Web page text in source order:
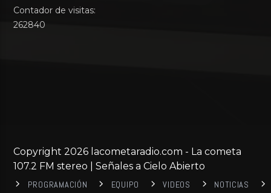
Contador de visitas:
262840
Copyright 2026 lacometaradio.com - La cometa
107.2 FM stereo | Señales a Cielo Abierto
PROGRAMACIÓN EQUIPO VIDEOS
NOTICIAS